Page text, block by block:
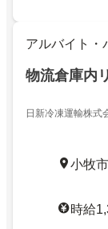
アルバイト・
物流倉庫内
日新冷凍運輸株式
小牧
時給